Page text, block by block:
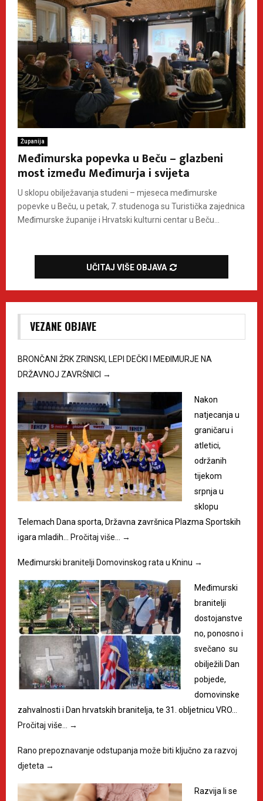
Županija
Međimurska popevka u Beču – glazbeni
most između Međimurja i svijeta
U sklopu obilježavanja studeni – mjeseca međimurske
popevke u Beču, u petak, 7. studenoga su Turistička zajednica
Međimurske županije i Hrvatski kulturni centar u Beču...
UČITAJ VIŠE OBJAVA
VEZANE OBJAVE
BRONČANI ŽRK ZRINSKI, LEPI DEČKI I MEĐIMURJE NA
DRŽAVNOJ ZAVRŠNICI →
Nakon
natjecanja u
graničaru i
atletici,
održanih
tijekom
srpnja u
sklopu
Telemach Dana sporta, Državna završnica Plazma Sportskih
igara mladih… Pročitaj više… →
Međimurski branitelji Domovinskog rata u Kninu →
Međimurski
branitelji
dostojanstve
no, ponosno i
svečano su
obilježili Dan
pobjede,
domovinske
zahvalnosti i Dan hrvatskih branitelja, te 31. obljetnicu VRO…
Pročitaj više… →
Rano prepoznavanje odstupanja može biti ključno za razvoj
djeteta →
Razvija li se